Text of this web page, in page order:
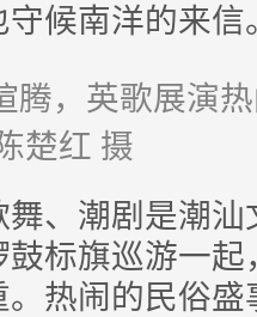
守候南洋的来信
腾，英歌展演
楚红 摄
潮剧是潮汕
鼓标旗巡游一
。热闹的民俗